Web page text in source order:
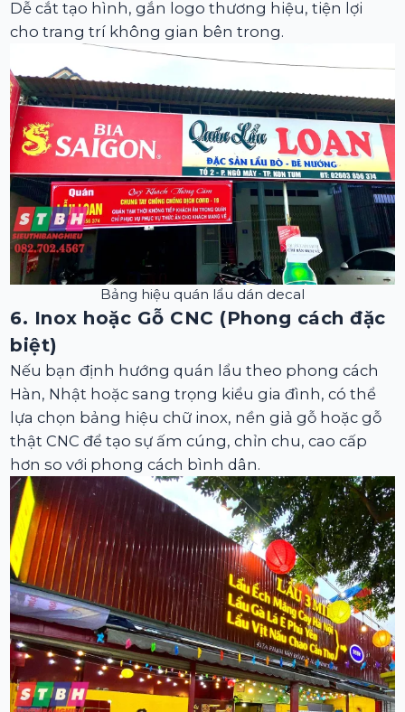
Dễ cắt tạo hình, gắn logo thương hiệu, tiện lợi
cho trang trí không gian bên trong.
Bảng hiệu quán lẩu dán decal
6. Inox hoặc Gỗ CNC (Phong cách đặc
biệt)
Nếu bạn định hướng quán lẩu theo phong cách
Hàn, Nhật hoặc sang trọng kiểu gia đình, có thể
lựa chọn bảng hiệu chữ inox, nền giả gỗ hoặc gỗ
thật CNC để tạo sự ấm cúng, chỉn chu, cao cấp
hơn so với phong cách bình dân.